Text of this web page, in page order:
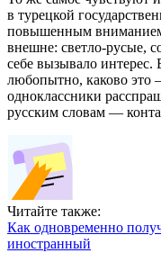
в турецкой
повышенным
внешне: светло-русые,
себе вызывало интерес.
любопытно, каково это
одноклассники
русским словам —
Читайте также:
Как одновременно
иностранный